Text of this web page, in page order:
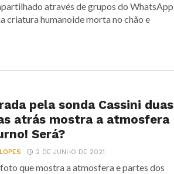
através de grupos do WhatsApp
criatura humanoide morta no chão e
pela sonda Cassini duas
atrás mostra a atmosfera
Será?
2 DE JUNHO DE 2021
foto que mostra a atmosfera e partes dos